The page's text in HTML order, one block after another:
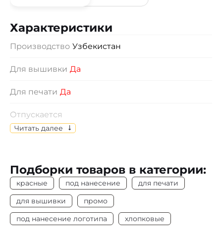
Характеристики
Производство Узбекистан
Для вышивки Да
Для печати Да
Отпускается
Изделия отпускаются по индивидуальному
выбору размеров.
Цвет Красный
Плотность 190 г/м2
Под нанесение Да
Читать далее
Подборки товаров в категории:
красные под нанесение
для печати
для вышивки
промо
под нанесение логотипа
хлопковые